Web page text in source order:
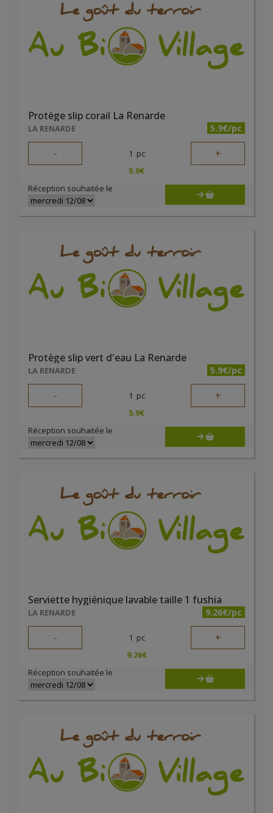
Protège slip corail La Renarde
LA RENARDE 5.9€/pc
- 1 pc +
5.9€
Réception souhaitée le
Protège slip vert d'eau La Renarde
LA RENARDE 5.9€/pc
- 1 pc +
5.9€
Réception souhaitée le
Serviette hygiénique lavable taille 1 fushia
LA RENARDE 9.26€/pc
- 1 pc +
9.26€
Réception souhaitée le